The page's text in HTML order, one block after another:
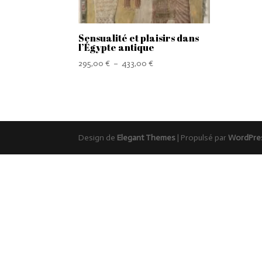
Sensualité et plaisirs dans
l’Égypte antique
295,00€ – 433,00€Plage
Design de Elegant Themes | Propulsé par